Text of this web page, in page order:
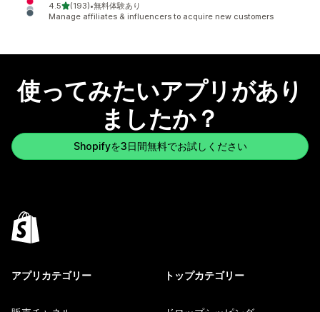
4.55つ星中
(193)
合計レビュー数：193件
•無料体験あり
Manage affiliates & influencers to acquire new customers
使ってみたいアプリがあり
ましたか？
Shopifyを3日間無料でお試しください
アプリカテゴリー トップカテゴリー